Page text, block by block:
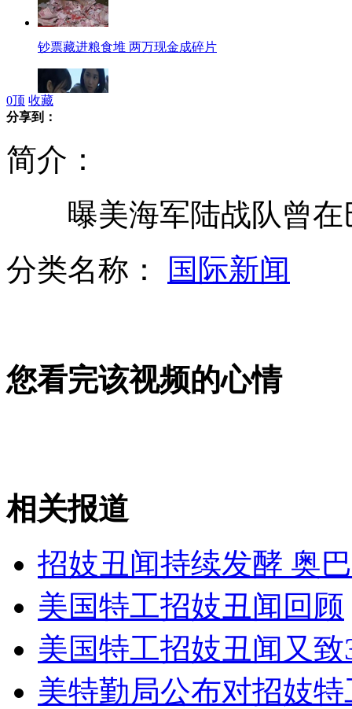
钞票藏进粮食堆 两万现金成碎片
美推出狗狗频道 为狗狗排遣寂寞
老人独自洗澡被要求签"生死状"
山西运城恶犬咬伤多人 警民合力深夜将其击毙
女孩北京地铁殴打老人 痛下狠手拳打脚踢
0顶 收藏
分享到：
简介：
曝美海军陆战队曾在
分类名称：
国际新闻
您看完该视频的心情
相关报道
招妓丑闻持续发酵 奥
美国特工招妓丑闻回顾
美国特工招妓丑闻又
美特勤局公布对招妓